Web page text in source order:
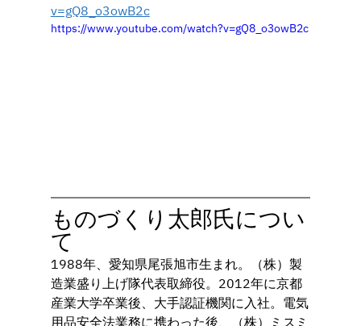
v=gQ8_o3owB2c
https://www.youtube.com/watch?v=gQ8_o3owB2c
ものづくり太郎氏につい
て
1988年、愛知県尾張旭市生まれ。（株）製
造業盛り上げ隊代表取締役。2012年に京都
産業大学卒業後、大手認証機関に入社。電気
用品安全法業務に携わった後、（株）ミスミ